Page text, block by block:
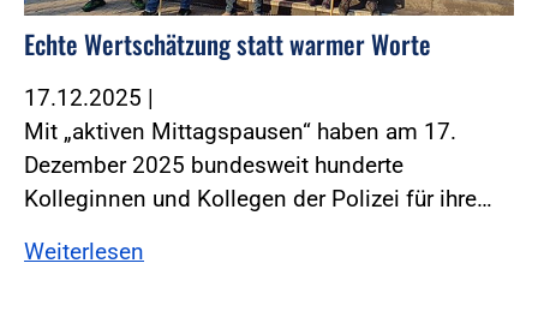
Echte Wertschätzung statt warmer Worte
17.12.2025 |
Mit „aktiven Mittagspausen“ haben am 17.
Dezember 2025 bundesweit hunderte
Kolleginnen und Kollegen der Polizei für ihre…
Weiterlesen